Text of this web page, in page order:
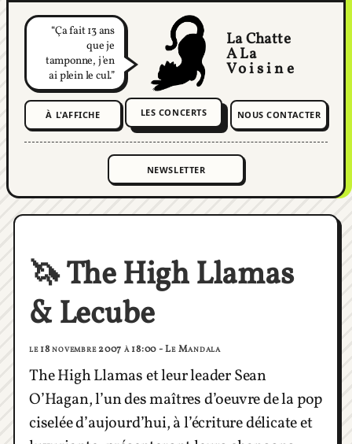
Ça fait 13 ans
que je
tamponne, j'en
ai plein le cul.
La Chatte
A La
Voisine
À L'AFFICHE LES CONCERTS NOUS CONTACTER
🦄 The High Llamas
& Lecube
le 18 novembre 2007 à 18:00 - Le Mandala
The High Llamas et leur leader Sean
O’Hagan, l’un des maîtres d’oeuvre de la pop
ciselée d’aujourd’hui, à l’écriture délicate et